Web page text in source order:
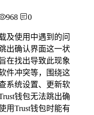
968 0
及使用中遇到的问
出确认界面这一状
在找出导致此现象
件冲突等，围绕这
系统设置、更新软
钱包无法跳出确
用Trust钱包时能有